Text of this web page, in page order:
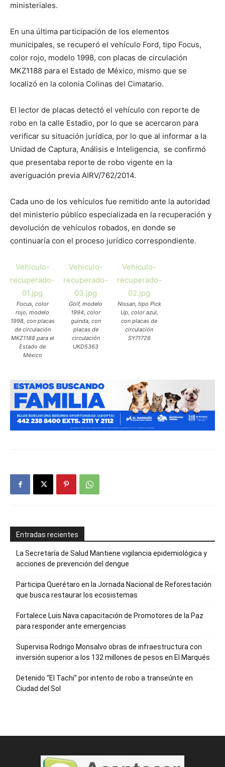
ministeriales.
En una última participación de los elementos
municipales, se recuperó el vehículo Ford, tipo Focus,
color rojo, modelo 1998, con placas de circulación
MKZ1188 para el Estado de México, mismo que se
localizó en la colonia Colinas del Cimatario.
El lector de placas detectó el vehículo con reporte de
robo en la calle Estadio, por lo que se acercaron para
verificar su situación jurídica, por lo que al informar a la
Unidad de Captura, Análisis e Inteligencia, se confirmó
que presentaba reporte de robo vigente en la
averiguación previa AIRV/762/2014.
Cada uno de los vehículos fue remitido ante la autoridad
del ministerio público especializada en la recuperación y
devolución de vehículos robados, en donde se
continuaría con el proceso jurídico correspondiente.
Vehiculo-
recuperado-
01.jpg
Focus, color
rojo, modelo
1998, con placas
de circulación
MKZ1188 para el
Estado de
México
Vehiculo-
recuperado-
03.jpg
Golf, modelo
1994, color
guinda, con
placas de
circulación
UKD5363
Vehiculo-
recuperado-
02.jpg
Nissan, tipo Pick
Up, color azul,
con placas de
circulación
SY71726
Entradas recientes
La Secretaría de Salud Mantiene vigilancia epidemiológica y
acciones de prevención del dengue
Participa Querétaro en la Jornada Nacional de Reforestación
que busca restaurar los ecosistemas
Fortalece Luis Nava capacitación de Promotores de la Paz
para responder ante emergencias
Supervisa Rodrigo Monsalvo obras de infraestructura con
inversión superior a los 132 millones de pesos en El Marqués
Detenido “El Tachi” por intento de robo a transeúnte en
Ciudad del Sol